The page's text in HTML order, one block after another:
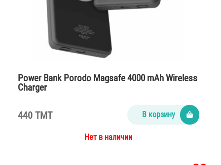
Power Bank Porodo Magsafe 4000 mAh Wireless
Charger
440 TMT В корзину
Нет в наличии